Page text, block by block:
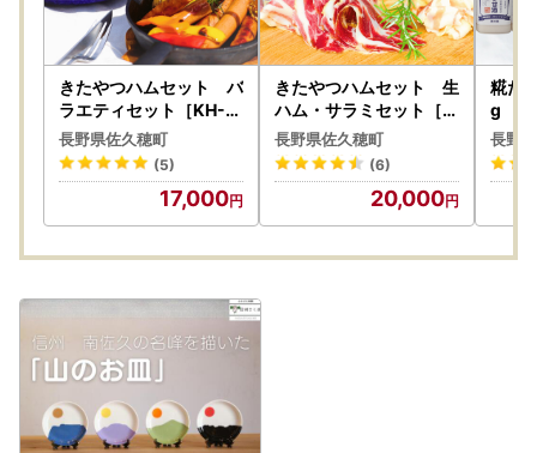
きたやつハムセット バ
ラエティセット［KH-1
08］
長野県佐久穂町
(5)
17,000
きたやつハムセット 生
ハム・サラミセット［K
H-110］
長野県佐久穂町
(6)
20,000
糀だ
g 6
］
長野